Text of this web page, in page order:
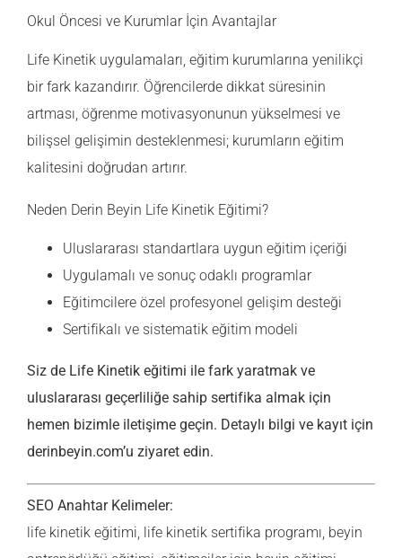
Okul Öncesi ve Kurumlar İçin Avantajlar
Life Kinetik uygulamaları, eğitim kurumlarına yenilikçi
bir fark kazandırır. Öğrencilerde dikkat süresinin
artması, öğrenme motivasyonunun yükselmesi ve
bilişsel gelişimin desteklenmesi; kurumların eğitim
kalitesini doğrudan artırır.
Neden Derin Beyin Life Kinetik Eğitimi?
Uluslararası standartlara uygun eğitim içeriği
Uygulamalı ve sonuç odaklı programlar
Eğitimcilere özel profesyonel gelişim desteği
Sertifikalı ve sistematik eğitim modeli
Siz de Life Kinetik eğitimi ile fark yaratmak ve
uluslararası geçerliliğe sahip sertifika almak için
hemen bizimle iletişime geçin. Detaylı bilgi ve kayıt için
derinbeyin.com’u ziyaret edin.
SEO Anahtar Kelimeler:
life kinetik eğitimi, life kinetik sertifika programı, beyin